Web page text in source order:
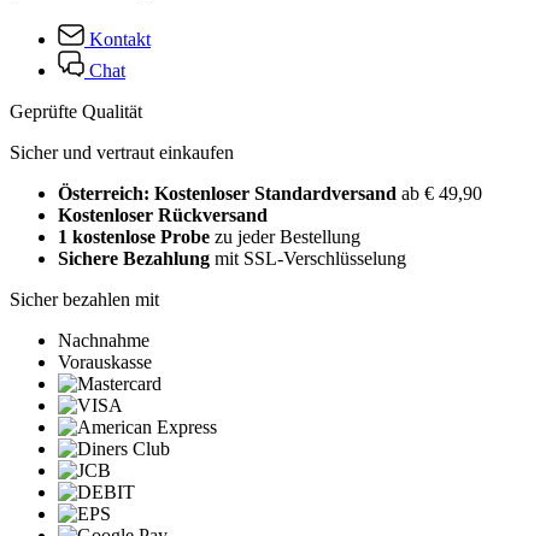
Kontakt
Chat
Geprüfte Qualität
Sicher und vertraut einkaufen
Österreich: Kostenloser Standardversand ab € 49,90
Kostenloser Rückversand
1 kostenlose Probe zu jeder Bestellung
Sichere Bezahlung mit SSL-Verschlüsselung
Sicher bezahlen mit
Nachnahme
Vorauskasse